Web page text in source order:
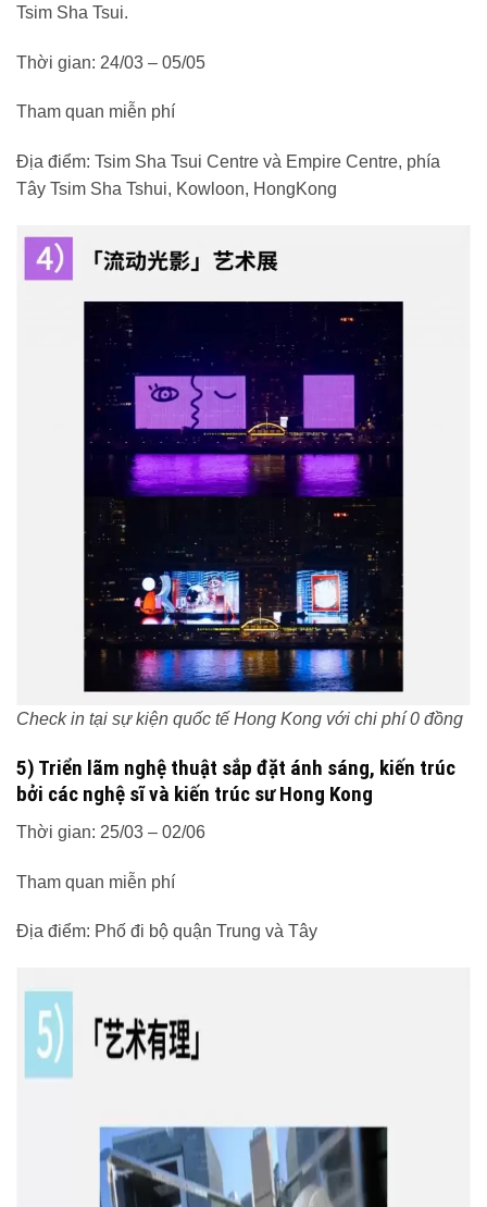
Tsim Sha Tsui.
Thời gian: 24/03 – 05/05
Tham quan miễn phí
Địa điểm: Tsim Sha Tsui Centre và Empire Centre, phía
Tây Tsim Sha Tshui, Kowloon, HongKong
Check in tại sự kiện quốc tế Hong Kong với chi phí 0 đồng
5) Triển lãm nghệ thuật sắp đặt ánh sáng, kiến trúc
bởi các nghệ sĩ và kiến trúc sư Hong Kong
Thời gian: 25/03 – 02/06
Tham quan miễn phí
Địa điểm: Phố đi bộ quận Trung và Tây